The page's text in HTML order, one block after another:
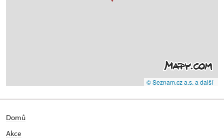
© Seznam.cz a.s. a další
Domů
Akce